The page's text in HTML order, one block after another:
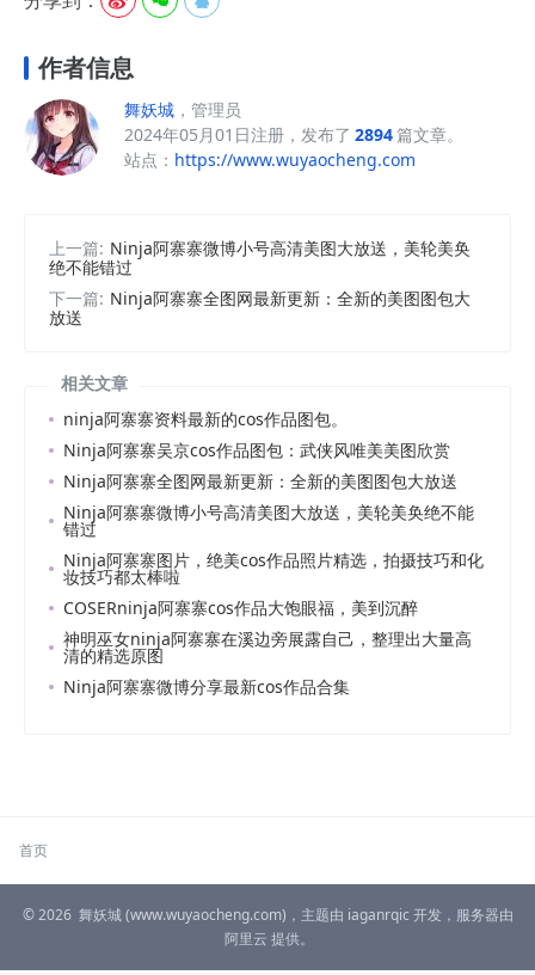
作者信息
舞妖城 ，管理员
2024年05月01日注册，发布了 2894篇文章。
站点： https://www.wuyaocheng.com
上一篇: Ninja阿寨寨微博小号高清美图大放送，美轮美奂
绝不能错过
下一篇: Ninja阿寨寨全图网最新更新：全新的美图图包大
放送
相关文章
ninja阿寨寨资料最新的cos作品图包。
Ninja阿寨寨吴京cos作品图包：武侠风唯美美图欣赏
Ninja阿寨寨全图网最新更新：全新的美图图包大放送
Ninja阿寨寨微博小号高清美图大放送，美轮美奂绝不能
错过
Ninja阿寨寨图片，绝美cos作品照片精选，拍摄技巧和化
妆技巧都太棒啦
COSERninja阿寨寨cos作品大饱眼福，美到沉醉
神明巫女ninja阿寨寨在溪边旁展露自己，整理出大量高
清的精选原图
Ninja阿寨寨微博分享最新cos作品合集
首页
© 2026 舞妖城 (www.wuyaocheng.com)，主题由 iaganrqic 开发，服务器由
阿里云 提供。